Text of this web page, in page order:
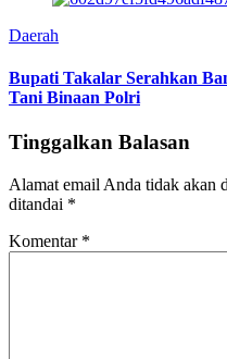
Daerah
Bupati Takalar Serahkan
Tani Binaan Polri
Tinggalkan Balasan
Alamat email Anda tidak akan
ditandai *
Komentar *